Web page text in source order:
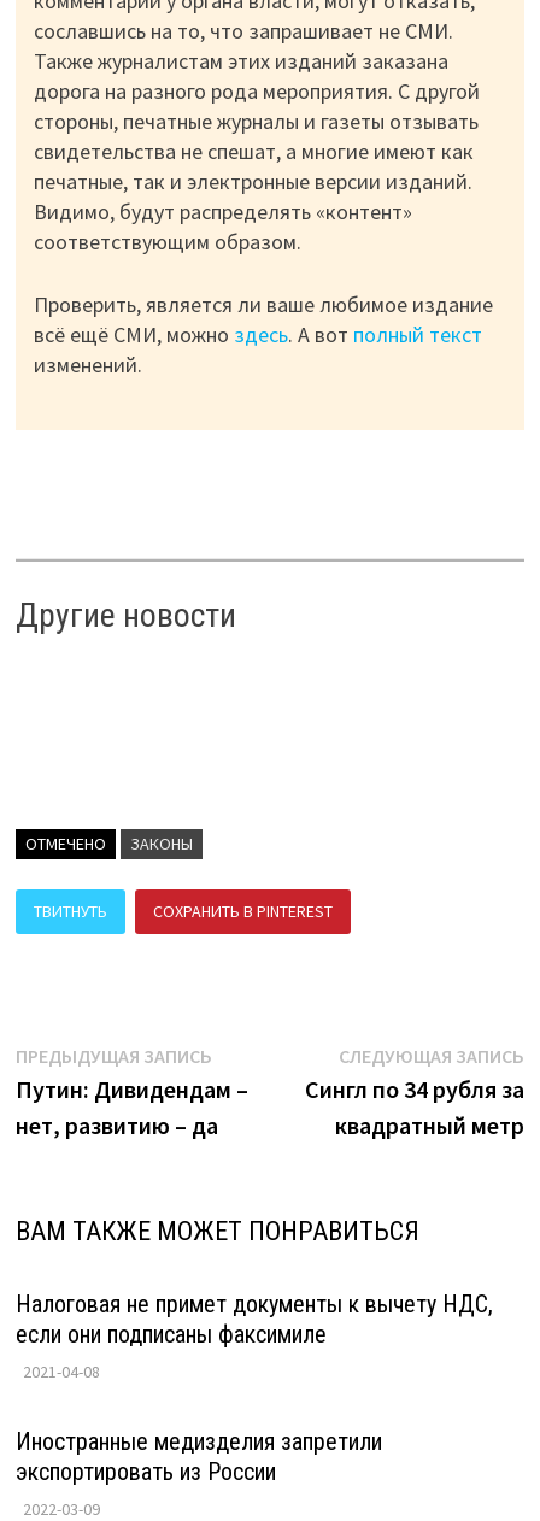
сославшись на то, что запрашивает не СМИ.
Также журналистам этих изданий заказана
дорога на разного рода мероприятия. С другой
стороны, печатные журналы и газеты отзывать
свидетельства не спешат, а многие имеют как
печатные, так и электронные версии изданий.
Видимо, будут распределять «контент»
соответствующим образом.
Проверить, является ли ваше любимое издание
всё ещё СМИ, можно здесь. А вот полный текст
изменений.
Другие новости
ОТМЕЧЕНО ЗАКОНЫ
ТВИТНУТЬ СОХРАНИТЬ В PINTEREST
Навигация
по
записям
ПРЕДЫДУЩАЯ ЗАПИСЬПредыдущая
запись:
Путин: Дивидендам –
нет, развитию – да
СЛЕДУЮЩАЯ ЗАПИСЬ
Сингл по 34 рубля за
квадратный метр
ВАМ ТАКЖЕ МОЖЕТ ПОНРАВИТЬСЯ
Налоговая не примет документы к вычету НДС,
если они подписаны факсимиле
2021-04-08
Иностранные медизделия запретили
экспортировать из России
2022-03-09